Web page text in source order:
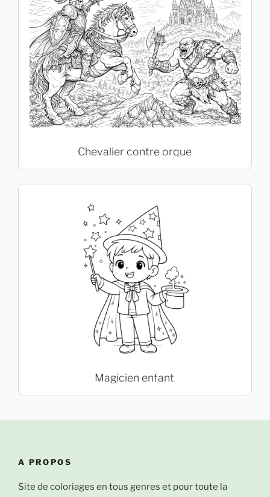
Chevalier contre orque
Magicien enfant
A PROPOS
Site de coloriages en tous genres et pour toute la